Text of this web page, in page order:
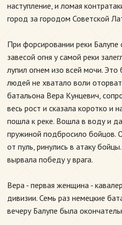
наступление, и ломая
город за городом Советской
При форсировании реки Балупе
завесой огня у самой реки
лупил огнем изо всей мочи.
людей не хватало воли
батальона Вера Кунцевич,
весь рост и сказала коротко и
пошла к реке. Вошла в воду и
пружиной подбросило бойцов.
от пуль, ринулись в атаку
вырвала победу у врага.
Вера - первая женщина -
дивизии. Семь раз немецкие
вечеру Балупе была